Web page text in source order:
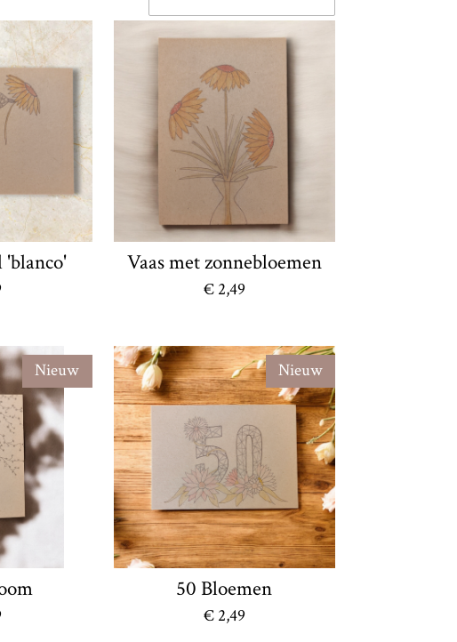
'blanco' Vaas met zonnebloemen
€ 2,49
Nieuw Nieuw
50 Bloemen
€ 2,49